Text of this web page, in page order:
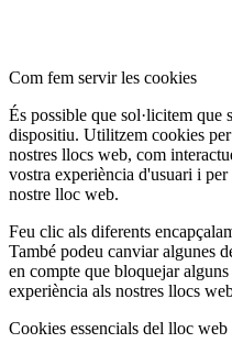
Com fem servir les cookies
És possible que sol·licitem que
dispositiu. Utilitzem cookies
nostres llocs web, com
vostra experiència d'usuari i
nostre lloc web.
Feu clic als diferents
També podeu canviar algunes
en compte que bloquejar
experiència als nostres llocs
Cookies essencials del lloc web